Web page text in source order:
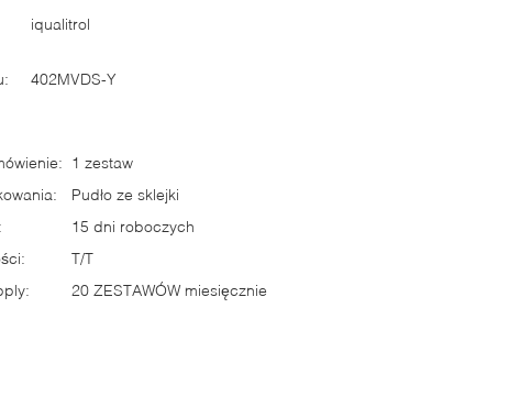
iqualitrol
402MVDS-Y
1 zestaw
Pudło ze sklejki
15 dni roboczych
T/T
20 ZESTAWÓW miesięcznie